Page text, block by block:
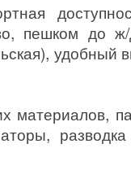
пешком до ж/
удобный
материалов,